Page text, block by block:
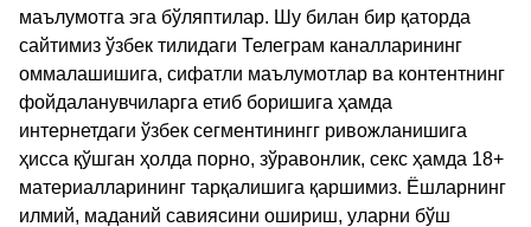
маълумотга эга бўляптилар. Шу билан бир қаторда
сайтимиз ўзбек тилидаги Телеграм каналларининг
оммалашишига, сифатли маълумотлар ва контентнинг
фойдаланувчиларга етиб боришига ҳамда
интернетдаги ўзбек сегментинингг ривожланишига
ҳисса қўшган ҳолда порно, зўравонлик, секс ҳамда 18+
материалларининг тарқалишига қаршимиз. Ёшларнинг
илмий, маданий савиясини ошириш, уларни бўш